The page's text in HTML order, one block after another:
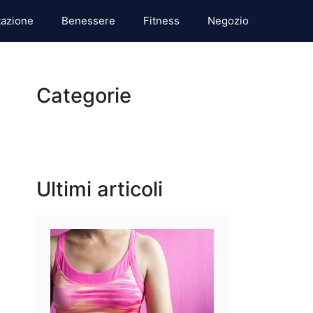
Benessere Fitness Negozio
Categorie
Ultimi articoli